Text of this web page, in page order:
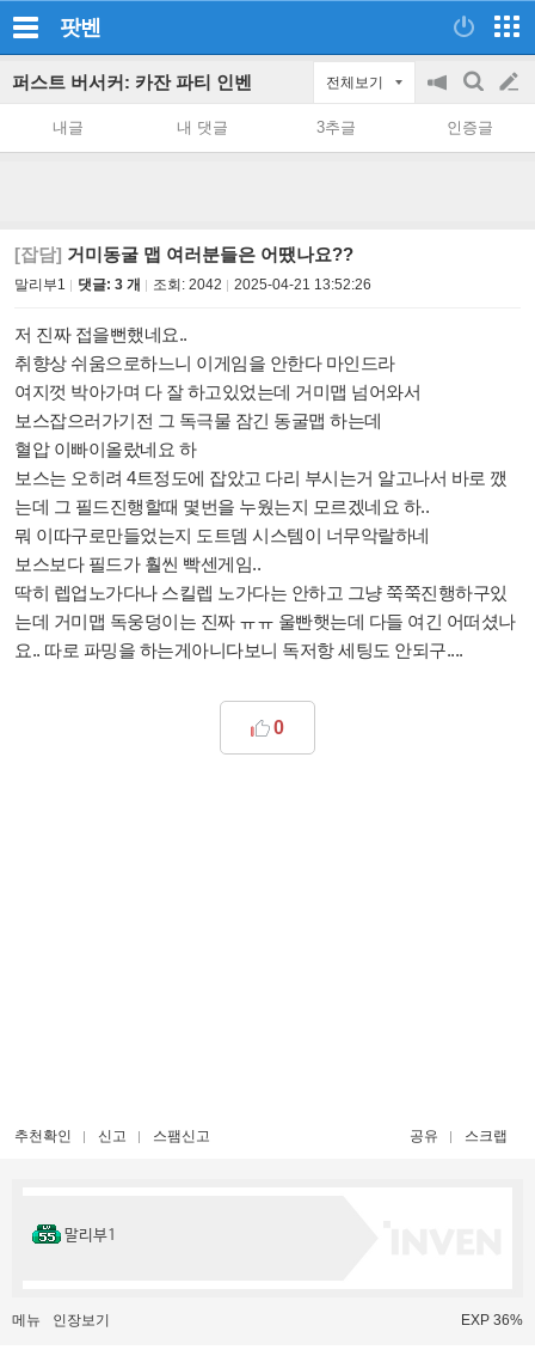
팟벤
퍼스트 버서커: 카잔 파티 인벤 전체보기
공
on/off
검
색
글
쓰
내글 내 댓글 3추글 인증글
[잡담] 거미동굴 맵 여러분들은 어땠나요??
말리부1 댓글: 3 개 조회: 2042 2025-04-21 13:52:26
저 진짜 접을뻔했네요..
취향상 쉬움으로하느니 이게임을 안한다 마인드라
여지껏 박아가며 다 잘 하고있었는데 거미맵 넘어와서
보스잡으러가기전 그 독극물 잠긴 동굴맵 하는데
혈압 이빠이올랐네요 하
보스는 오히려 4트정도에 잡았고 다리 부시는거 알고나서 바로 깼
는데 그 필드진행할때 몇번을 누웠는지 모르겠네요 하..
뭐 이따구로만들었는지 도트뎀 시스템이 너무악랄하네
보스보다 필드가 훨씬 빡센게임..
딱히 렙업노가다나 스킬렙 노가다는 안하고 그냥 쭉쭉진행하구있
는데 거미맵 독웅덩이는 진짜 ㅠㅠ 울빤햇는데 다들 여긴 어떠셨나
요.. 따로 파밍을 하는게아니다보니 독저항 세팅도 안되구....
0
추천확인 신고 스팸신고 공유 스크랩
말리부1
메뉴 인장보기 EXP 36%